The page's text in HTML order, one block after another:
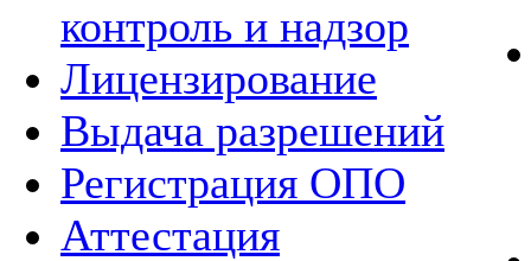
контроль и надзор
Лицензирование
Выдача разрешений
Регистрация ОПО
Аттестация